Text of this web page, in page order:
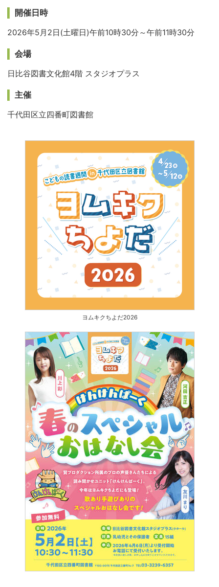
開催日時
2026年5月2日(土曜日)午前10時30分～午前11時30分
会場
日比谷図書文化館4階 スタジオプラス
主催
千代田区立四番町図書館
ヨムキクちよだ2026